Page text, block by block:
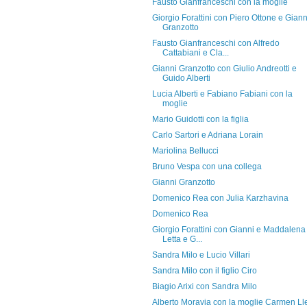
Fausto Gianfranceschi con la moglie
Giorgio Forattini con Piero Ottone e
Granzotto
Fausto Gianfranceschi con Alfredo
Cattabiani e Cla...
Gianni Granzotto con Giulio Andreotti e
Guido Alberti
Lucia Alberti e Fabiano Fabiani con la
moglie
Mario Guidotti con la figlia
Carlo Sartori e Adriana Lorain
Mariolina Bellucci
Bruno Vespa con una collega
Gianni Granzotto
Domenico Rea con Julia Karzhavina
Domenico Rea
Giorgio Forattini con Gianni e Maddalena
Letta e G...
Sandra Milo e Lucio Villari
Sandra Milo con il figlio Ciro
Biagio Arixi con Sandra Milo
Alberto Moravia con la moglie Carmen